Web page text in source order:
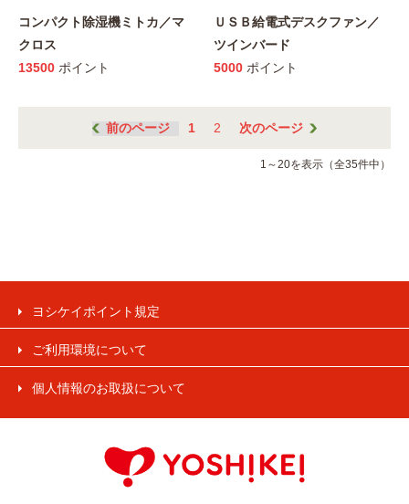
コンパクト除湿機ミトカ／マ
クロス
13500 ポイント
ＵＳＢ給電式デスクファン／
ツインバード
5000 ポイント
前のページ 1 2 次のページ
1～20を表示（全35件中）
ヨシケイポイント規定
ご利用環境について
個人情報のお取扱について